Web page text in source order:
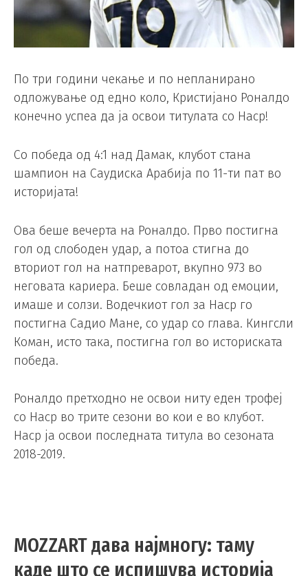
По три години чекање и по непланирано
одложување од едно коло, Кристијано Роналдо
конечно успеа да ја освои титулата со Наср!
Со победа од 4:1 над Дамак, клубот стана
шампион на Саудиска Арабија по 11-ти пат во
историјата!
Ова беше вечерта на Роналдо. Прво постигна
гол од слободен удар, а потоа стигна до
вториот гол на натпреварот, вкупно 973 во
неговата кариера. Беше совладан од емоции,
имаше и солзи. Водечкиот гол за Наср го
постигна Садио Мане, со удар со глава. Кингсли
Коман, исто така, постигна гол во историската
победа.
Роналдо претходно не освои ниту еден трофеј
со Наср во трите сезони во кои е во клубот.
Наср ја освои последната титула во сезоната
2018-2019.
MOZZART дава најмногу: таму
каде што се испишува историја